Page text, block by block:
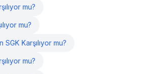
mu?
mu?
Karşılıyor mu?
mu?